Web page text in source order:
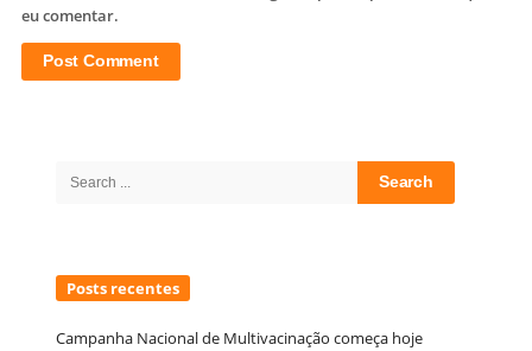
eu comentar.
Search
Posts recentes
Campanha Nacional de Multivacinação começa hoje